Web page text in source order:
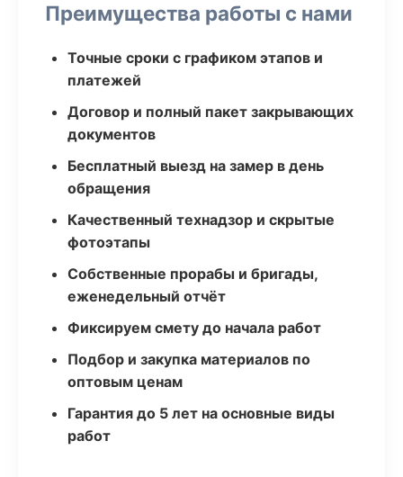
Преимущества работы с нами
Точные сроки с графиком этапов и
платежей
Договор и полный пакет закрывающих
документов
Бесплатный выезд на замер в день
обращения
Качественный технадзор и скрытые
фотоэтапы
Собственные прорабы и бригады,
еженедельный отчёт
Фиксируем смету до начала работ
Подбор и закупка материалов по
оптовым ценам
Гарантия до 5 лет на основные виды
работ